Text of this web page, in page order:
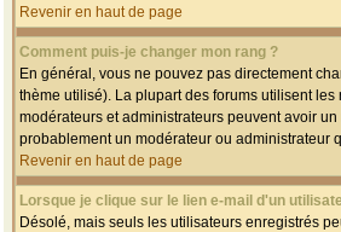
Revenir en haut de page
Comment puis-je changer mon rang ?
En général, vous ne pouvez pas directement
thème utilisé). La plupart des forums utilisent
modérateurs et administrateurs peuvent avoir
probablement un modérateur ou administrateur
Revenir en haut de page
Lorsque je clique sur le lien e-mail d'un
Désolé, mais seuls les utilisateurs enregistrés